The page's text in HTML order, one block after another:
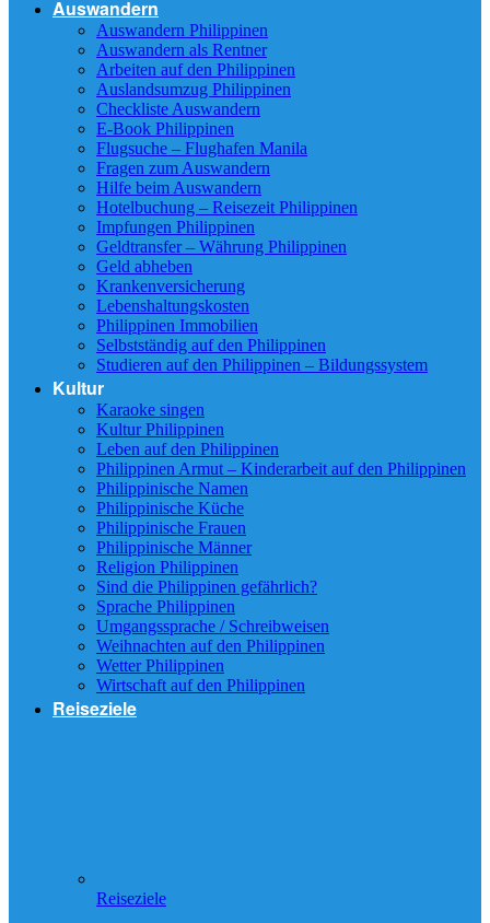
Auswandern
Auswandern Philippinen
Auswandern als Rentner
Arbeiten auf den Philippinen
Auslandsumzug Philippinen
Checkliste Auswandern
E-Book Philippinen
Flugsuche – Flughafen Manila
Fragen zum Auswandern
Hilfe beim Auswandern
Hotelbuchung – Reisezeit Philippinen
Impfungen Philippinen
Geldtransfer – Währung Philippinen
Geld abheben
Krankenversicherung
Lebenshaltungskosten
Philippinen Immobilien
Selbstständig auf den Philippinen
Studieren auf den Philippinen – Bildungssystem
Kultur
Karaoke singen
Kultur Philippinen
Leben auf den Philippinen
Philippinen Armut – Kinderarbeit auf den Philippinen
Philippinische Namen
Philippinische Küche
Philippinische Frauen
Philippinische Männer
Religion Philippinen
Sind die Philippinen gefährlich?
Sprache Philippinen
Umgangssprache / Schreibweisen
Weihnachten auf den Philippinen
Wetter Philippinen
Wirtschaft auf den Philippinen
Reiseziele
Reiseziele